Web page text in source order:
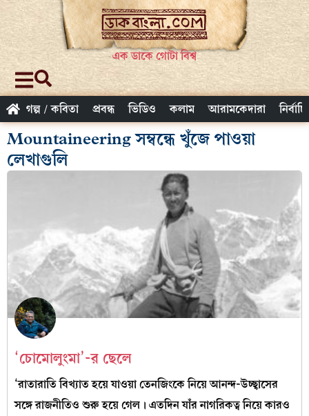
এক ডাকে গোটা বিশ্ব
গল্প / কবিতা প্রবন্ধ ভিডিও কলাম আরামকেদারা
Mountaineering সম্বন্ধে খুঁজে পাওয়া
লেখাগুলি
‘চোমোলুংমা’-র ছেলে
‘রাতারাতি বিখ্যাত হয়ে যাওয়া তেনজিংকে নিয়ে আনন্দ-উচ্ছ্বাসের
সঙ্গে রাজনীতিও শুরু হয়ে গেল। এতদিন যাঁর নাগরিকত্ব নিয়ে কারও